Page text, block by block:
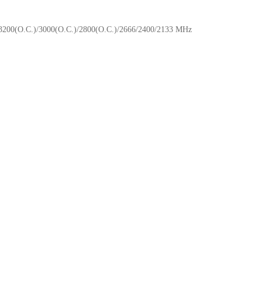
3000(O.C.)/2800(O.C.)/2666/2400/2133 MHz